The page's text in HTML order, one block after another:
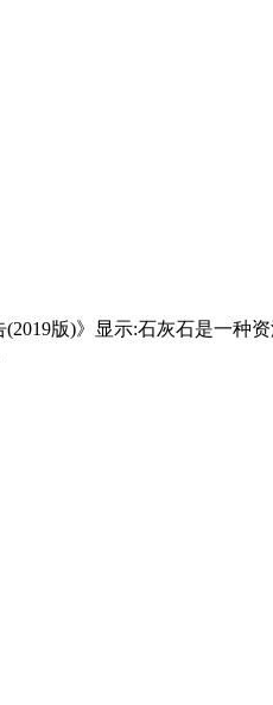
版)》显示:石灰石是一